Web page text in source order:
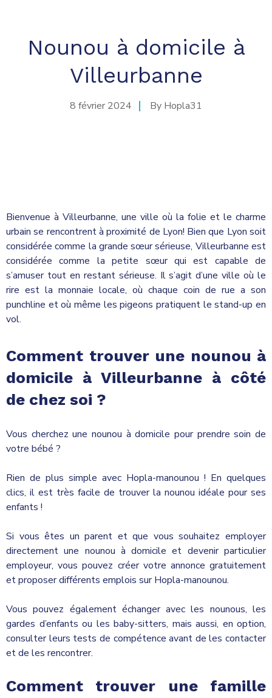
Nounou à domicile à
Villeurbanne
8 février 2024 By Hopla31
Bienvenue à Villeurbanne, une ville où la folie et le charme
urbain se rencontrent à proximité de Lyon! Bien que Lyon soit
considérée comme la grande sœur sérieuse, Villeurbanne est
considérée comme la petite sœur qui est capable de
s’amuser tout en restant sérieuse. Il s’agit d’une ville où le
rire est la monnaie locale, où chaque coin de rue a son
punchline et où même les pigeons pratiquent le stand-up en
vol.
Comment trouver une nounou à
domicile à Villeurbanne à côté
de chez soi ?
Vous cherchez une nounou à domicile pour prendre soin de
votre bébé ?
Rien de plus simple avec Hopla-manounou ! En quelques
clics, il est très facile de trouver la nounou idéale pour ses
enfants !
Si vous êtes un parent et que vous souhaitez employer
directement une nounou à domicile et devenir particulier
employeur, vous pouvez créer votre annonce gratuitement
et proposer différents emplois sur Hopla-manounou.
Vous pouvez également échanger avec les nounous, les
gardes d’enfants ou les baby-sitters, mais aussi, en option,
consulter leurs tests de compétence avant de les contacter
et de les rencontrer.
Comment trouver une famille